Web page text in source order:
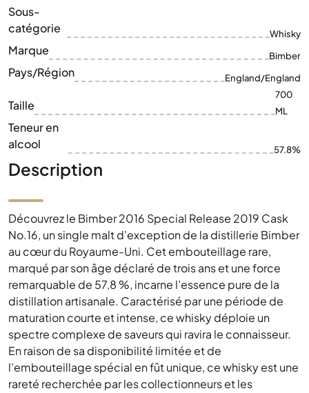
Sous-
catégorie
Whisky
Marque Bimber
Pays/Région England/England
Taille
700
ML
Teneur en
alcool
57.8%
Description
Découvrez le Bimber 2016 Special Release 2019 Cask
No.16, un single malt d’exception de la distillerie Bimber
au cœur du Royaume-Uni. Cet embouteillage rare,
marqué par son âge déclaré de trois ans et une force
remarquable de 57,8 %, incarne l’essence pure de la
distillation artisanale. Caractérisé par une période de
maturation courte et intense, ce whisky déploie un
spectre complexe de saveurs qui ravira le connaisseur.
En raison de sa disponibilité limitée et de
l’embouteillage spécial en fût unique, ce whisky est une
rareté recherchée par les collectionneurs et les